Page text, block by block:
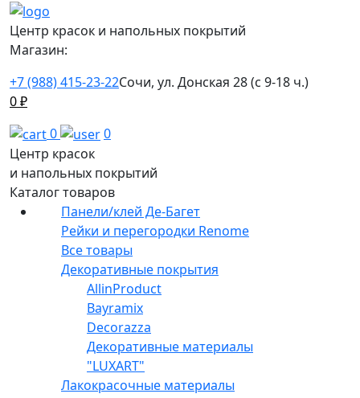
Центр красок и напольных покрытий
Магазин:
+7 (988) 415-23-22Сочи, ул. Донская 28 (с 9-18 ч.)
0₽
0
0
Центр красок
и напольных покрытий
Каталог товаров
Панели/клей Де-Багет
Рейки и перегородки Renome
Все товары
Декоративные покрытия
AllinProduct
Bayramix
Decorazza
Декоративные материалы
"LUXART"
Лакокрасочные материалы